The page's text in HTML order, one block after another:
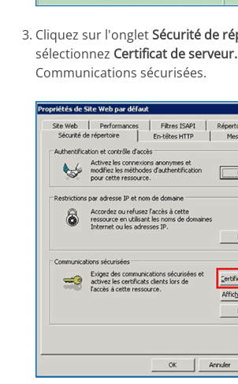
Cliquez sur l'ongletSécurité de
sélectionnez Certificat de
Communications sécurisées.